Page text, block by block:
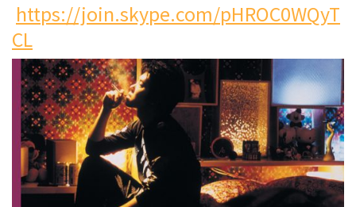
https://join.skype.com/pHROC0WQyT
CL